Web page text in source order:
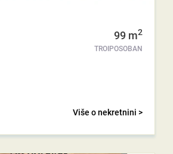
99 m2
TROIPOSOBAN
Više o nekretnini >